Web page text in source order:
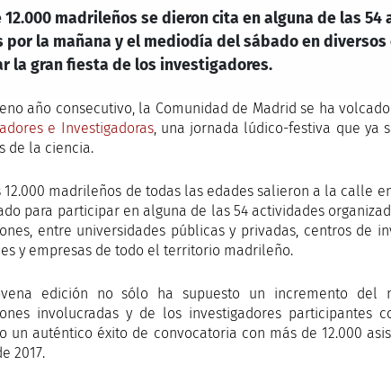
12.000 madrileños se dieron cita en alguna de las
por la mañana y el mediodía del sábado en
la gran fiesta de los investigadores.
año consecutivo, la Comunidad de Madrid se ha
e Investigadoras, una jornada lúdico-festiva que ya
de la ciencia.
12.000 madrileños de todas las edades salieron a la calle
para participar en alguna de las 54 actividades
entre universidades públicas y privadas, centros de
y empresas de todo el territorio madrileño.
edición no sólo ha supuesto un incremento del
involucradas y de los investigadores participantes
un auténtico éxito de convocatoria con más de 12.000
2017.